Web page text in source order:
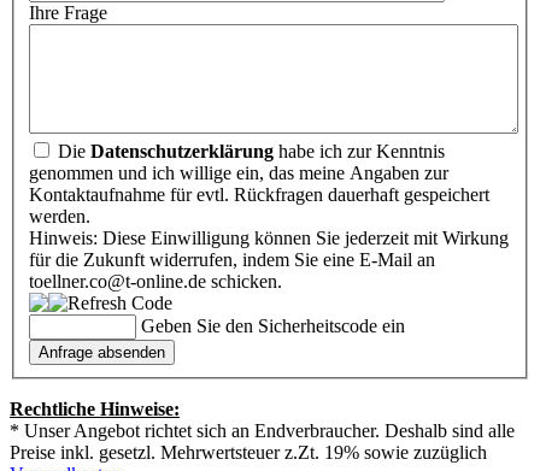
Ihre Frage
Die Datenschutzerklärung habe ich zur Kenntnis
genommen und ich willige ein, das meine Angaben zur
Kontaktaufnahme für evtl. Rückfragen dauerhaft gespeichert
werden.
Hinweis: Diese Einwilligung können Sie jederzeit mit Wirkung
für die Zukunft widerrufen, indem Sie eine E-Mail an
toellner.co@t-online.de schicken.
Geben Sie den Sicherheitscode ein
Rechtliche Hinweise:
* Unser Angebot richtet sich an Endverbraucher. Deshalb sind alle
Preise inkl. gesetzl. Mehrwertsteuer z.Zt. 19% sowie zuzüglich